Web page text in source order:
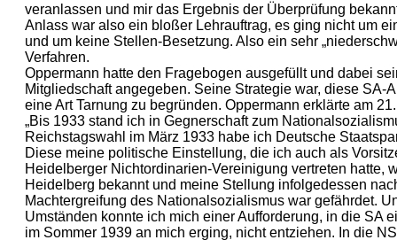
veranlassen und mir das Ergebnis der Überprüfung
Anlass war also ein bloßer Lehrauftrag, es ging nicht um
und um keine Stellen-Besetzung. Also ein sehr
Verfahren.
Oppermann hatte den Fragebogen ausgefüllt und dabei
Mitgliedschaft angegeben. Seine Strategie war, diese SA-
eine Art Tarnung zu begründen. Oppermann erklärte am
„Bis 1933 stand ich in Gegnerschaft zum
Reichstagswahl im März 1933 habe ich Deutsche
Diese meine politische Einstellung, die ich auch als
Heidelberger Nichtordinarien-Vereinigung vertreten hatte,
Heidelberg bekannt und meine Stellung infolgedessen
Machtergreifung des Nationalsozialismus war gefährdet.
Umständen konnte ich mich einer Aufforderung, in die SA
im Sommer 1939 an mich erging, nicht entziehen. In die